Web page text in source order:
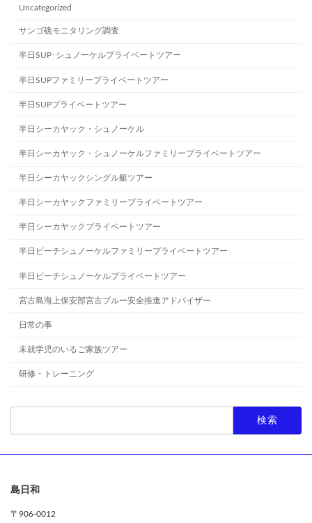
Uncategorized
サンゴ礁モニタリング調査
半日SUP･シュノーケルプライベートツアー
半日SUPファミリープライベートツアー
半日SUPプライベートツアー
半日シーカヤック・シュノーケル
半日シーカヤック・シュノーケルファミリープライベートツアー
半日シーカヤックシングル艇ツアー
半日シーカヤックファミリープライベートツアー
半日シーカヤックプライベートツアー
半日ビーチシュノーケルファミリープライベートツアー
半日ビーチシュノーケルプライベートツアー
宮古島海上保安部宮古ブルー安全推進アドバイザー
日常の事
未就学児のいるご家族ツアー
研修・トレーニング
島日和
〒906-0012